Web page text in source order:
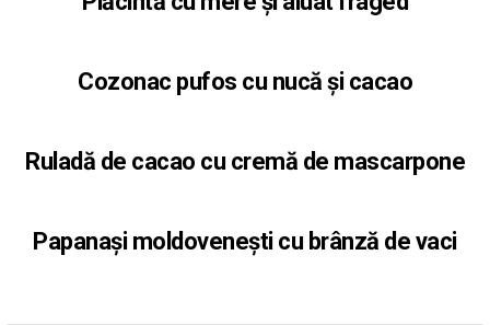
Cozonac pufos cu nucă și cacao
Ruladă de cacao cu cremă de mascarpone
Papanași moldovenești cu brânză de vaci